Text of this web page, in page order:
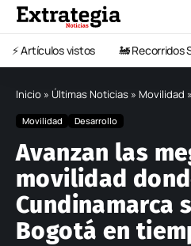
⚡️ Artículos vistos 🚂 Recorridos
Inicio » Últimas Noticias » Movilidad »
Movilidad Desarrollo
Avanzan las
movilidad
Cundinamarca
Bogotá en